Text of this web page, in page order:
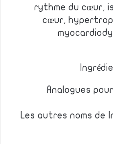
rythme du cœur,
cœur,
Analogues
Les autres noms de